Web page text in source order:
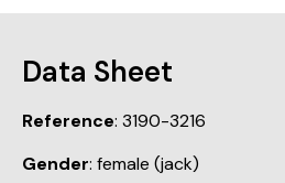
Data Sheet
Reference: 3190-3216
Gender: female (jack)